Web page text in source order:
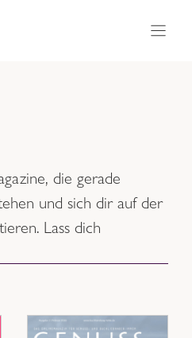
die gerade
und sich dir auf der
Lass dich